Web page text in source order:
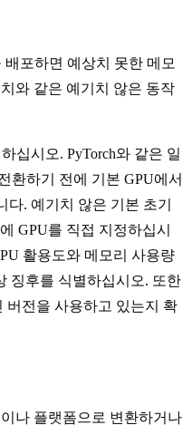
포하면 예상치 못한 메모
와 같은 예기치 않은 동작
십시오. PyTorch와 같은 일
환하기 전에 기본 GPU에서
. 예기치 않은 기본 초기
GPU를 직접 지정하십시
활용도와 메모리 사용량
징후를 식별하십시오. 또한
버전을 사용하고 있는지 확
나 플랫폼으로 변환하거나